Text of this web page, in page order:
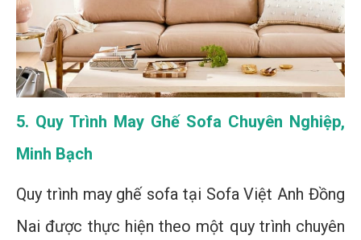
5. Quy Trình May Ghế Sofa Chuyên Nghiệp,
Minh Bạch
Quy trình may ghế sofa tại Sofa Việt Anh Đồng
Nai được thực hiện theo một quy trình chuyên